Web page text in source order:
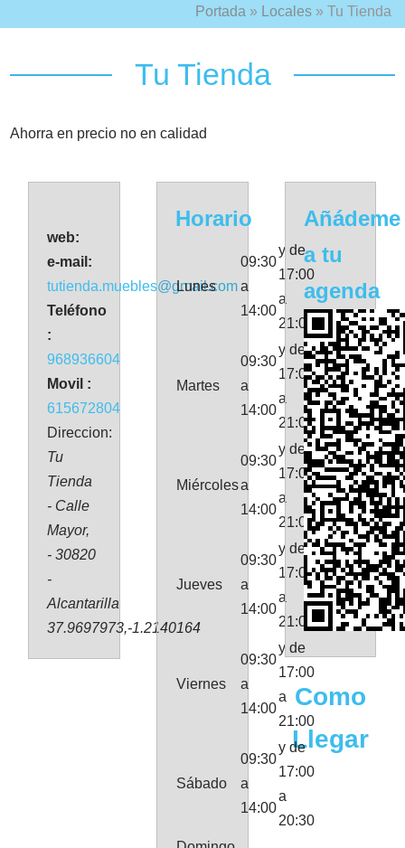
Portada » Locales » Tu Tienda
Tu Tienda
Ahorra en precio no en calidad
web:
e-mail:
tutienda.muebles@gmail.com
Teléfono
:
968936604
Movil :
615672804
Direccion:
Tu
Tienda
- Calle
Mayor,
- 30820
-
Alcantarilla
37.9697973,-1.2140164
Horario
Lunes
09:30
a
14:00
y de
17:00
a
21:00
Martes
09:30
a
14:00
y de
17:00
a
21:00
Miércoles
09:30
a
14:00
y de
17:00
a
21:00
Jueves
09:30
a
14:00
y de
17:00
a
21:00
Viernes
09:30
a
14:00
y de
17:00
a
21:00
Sábado
09:30
a
14:00
y de
17:00
a
20:30
Añádeme
a tu
agenda
Como
Llegar